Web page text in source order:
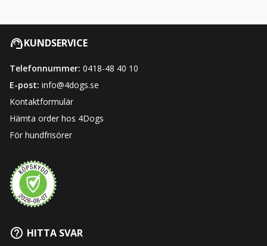
KUNDSERVICE
Telefonnummer: 0418-48 40 10
E-post: info@4dogs.se
Kontaktformulär
Hämta order hos 4Dogs
För hundfrisörer
HITTA SVAR